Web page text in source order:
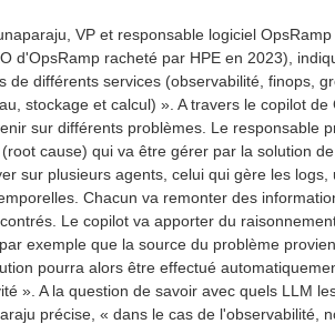
VP et responsable logiciel OpsRamp
d'OpsRamp racheté par HPE en 2023),
de différents services (observabilité, finops,
stockage et calcul) ». A travers le copilot de
sur différents problèmes. Le responsable
cause) qui va être gérer par la solution de
sur plusieurs agents, celui qui gère les logs,
Chacun va remonter des
Le copilot va apporter du
exemple que la source du problème
pourra alors être effectué
». A la question de savoir avec quels LLM
précise, « dans le cas de l'observabilité,